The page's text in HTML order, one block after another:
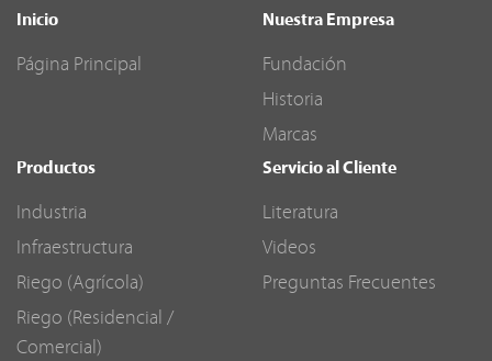
Inicio
Página Principal
Nuestra Empresa
Fundación
Historia
Marcas
Productos
Industria
Infraestructura
Riego (Agrícola)
Riego (Residencial /
Comercial)
Servicio al Cliente
Literatura
Videos
Preguntas Frecuentes